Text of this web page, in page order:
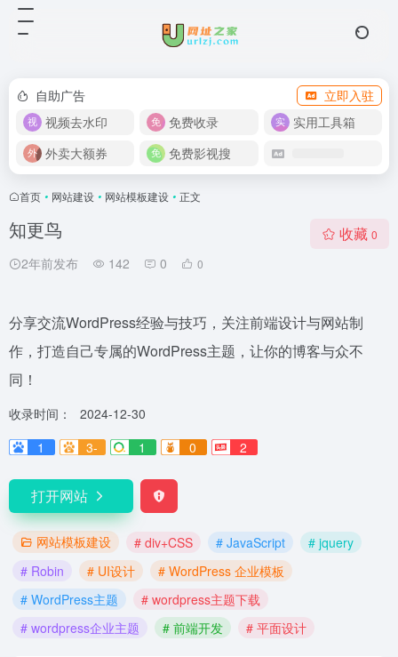
自助广告
立即入驻
视频去水印
免费收录
实用工具箱
外卖大额券
免费影视搜
首页 • 网站建设 • 网站模板建设 • 正文
知更鸟
2年前发布 142 0 0
收藏 0
分享交流WordPress经验与技巧，关注前端设计与网站制
作，打造自己专属的WordPress主题，让你的博客与众不
同！
收录时间：
2024-12-30
1
3- 1 0 2
打开网站
网站模板建设 # div+CSS # JavaScript
# jquery
# Robin
# UI设计
# WordPress 企业模板
# WordPress主题
# wordpress主题下载
# wordpress企业主题
# 前端开发 # 平面设计